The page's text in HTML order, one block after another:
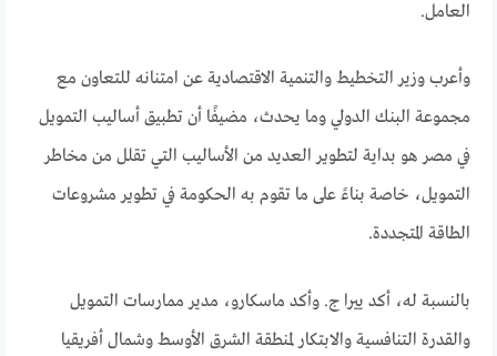
العامل.
وأعرب وزير التخطيط والتنمية الاقتصادية عن امتنانه للتعاون مع
مجموعة البنك الدولي وما يحدث، مضيفًا أن تطبيق أساليب التمويل
في مصر هو بداية لتطوير العديد من الأساليب التي تقلل من مخاطر
التمويل، خاصة بناءً على ما تقوم به الحكومة في تطوير مشروعات
الطاقة المتجددة.
بالنسبة له، أكد ييرا ج. وأكد ماسكارو، مدير ممارسات التمويل
والقدرة التنافسية والابتكار لمنطقة الشرق الأوسط وشمال أفريقيا